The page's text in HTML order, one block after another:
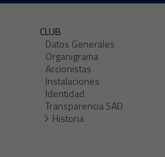
CLUB
Datos Generales
Organigrama
Accionistas
Instalaciones
Identidad
Transparencia SAD
Historia